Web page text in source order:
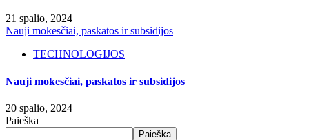
21 spalio, 2024
Nauji mokesčiai, paskatos ir subsidijos
TECHNOLOGIJOS
Nauji mokesčiai, paskatos ir subsidijos
20 spalio, 2024
Paieška
Paieška